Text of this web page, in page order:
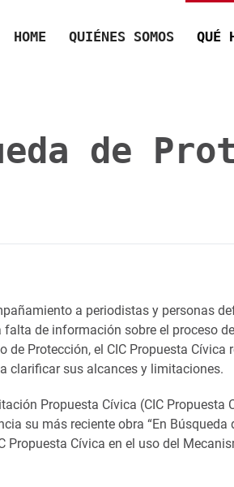
HOME QUIÉNES SOMOS QUÉ
de
a periodistas y personas
de información sobre el proceso
Protección, el CIC Propuesta Cívica
clarificar sus alcances y limitaciones.
Propuesta Cívica (CIC Propuesta
su más reciente obra “En Búsqueda
Propuesta Cívica en el uso del